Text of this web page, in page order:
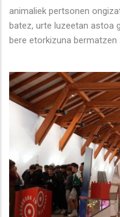
animaliek pertsonen
batez, urte luzeetan astoa
bere etorkizuna